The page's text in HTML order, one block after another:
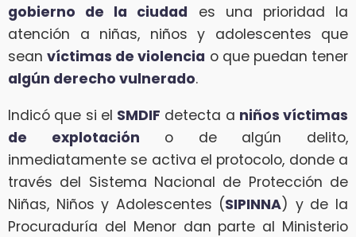
gobierno de la ciudad es una prioridad la
atención a niñas, niños y adolescentes que
seanvíctimas de violencia o que puedan tener
algún derecho vulnerado.
Indicó que si el SMDIF detecta a niños víctimas
de explotación o de algún delito,
inmediatamente se activa el protocolo, donde a
través del Sistema Nacional de Protección de
Niñas, Niños y Adolescentes (SIPINNA) y de la
Procuraduría del Menor dan parte al Ministerio